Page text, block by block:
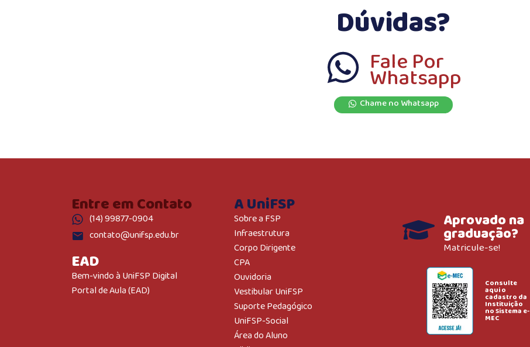
Dúvidas?
Fale Por
Whatsapp
Chame no Whatsapp
Entre em Contato
(14) 99877-0904
contato@unifsp.edu.br
EAD
Bem-vindo à UniFSP Digital
Portal de Aula (EAD)
A UniFSP
Sobre a FSP
Infraestrutura
Corpo Dirigente
CPA
Ouvidoria
Vestibular UniFSP
Suporte Pedagógico
UniFSP-Social
Área do Aluno
Aprovado na
graduação?
Matricule-se!
Consulte
aqui o
cadastro da
Instituição
no Sistema e-
MEC